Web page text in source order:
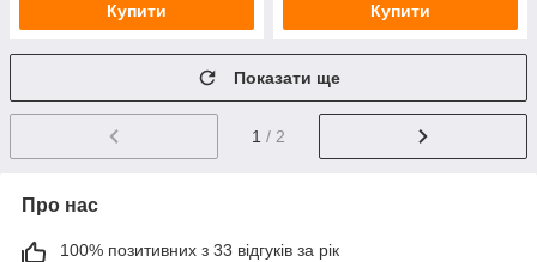
Купити Купити
Показати ще
1 / 2
Про нас
100% позитивних з 33 відгуків за рік